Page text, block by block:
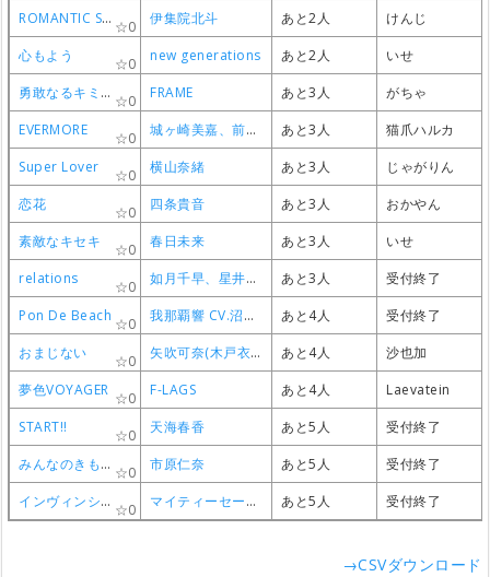
ROMANTIC SHAKER
0 伊集院北斗 あと2人
けんじ
心もよう
0 new generations あと2人
いせ
勇敢なるキミへ
0 FRAME あと3人
がちゃ
EVERMORE
0 城ヶ崎美嘉、前川みく、一ノ瀬志希、神崎蘭子、二宮飛鳥 あと3人
猫爪ハルカ
Super Lover
0 横山奈緒 あと3人
じゃがりん
恋花
0 四条貴音 あと3人
おかやん
素敵なキセキ
0 春日未来 あと3人
いせ
relations
0 如月千早、星井美希 あと3人
受付終了
Pon De Beach
0 我那覇響 CV.沼倉愛美 あと4人
受付終了
おまじない
0 矢吹可奈(木戸衣吹) あと4人
沙也加
夢色VOYAGER
0 F-LAGS あと4人
Laevatein
START!!
0 天海春香 あと5人
受付終了
みんなのきもち
0 市原仁奈 あと5人
受付終了
インヴィンシブルジャスティス
0 マイティーセーラーズ（伊吹翼x高坂海美） あと5人 受付終了
ROMANTIC SHAKER
0 伊集院北斗 あと2人
けんじ
心もよう
0 new generations あと2人
いせ
勇敢なるキミへ
0 FRAME あと3人
がちゃ
EVERMORE
0 城ヶ崎美嘉、前川みく、一ノ瀬志希、神崎蘭子、二宮飛鳥 あと3人
猫爪ハルカ
Super Lover
0 横山奈緒 あと3人
じゃがりん
恋花
0 四条貴音 あと3人
おかやん
素敵なキセキ
0 春日未来 あと3人
いせ
relations
0 如月千早、星井美希 あと3人
受付終了
Pon De Beach
0 我那覇響 CV.沼倉愛美 あと4人
受付終了
おまじない
0 矢吹可奈(木戸衣吹) あと4人
沙也加
夢色VOYAGER
0 F-LAGS あと4人
Laevatein
START!!
0 天海春香 あと5人
受付終了
みんなのきもち
0 市原仁奈 あと5人
受付終了
インヴィンシブルジャスティス
0 マイティーセーラーズ（伊吹翼x高坂海美） あと5人 受付終了
ROMANTIC SHAKER
0 伊集院北斗 あと2人
けんじ
心もよう
0 new generations あと2人
いせ
勇敢なるキミへ
0 FRAME あと3人
がちゃ
EVERMORE
0 城ヶ崎美嘉、前川みく、一ノ瀬志希、神崎蘭子、二宮飛鳥 あと3人
猫爪ハルカ
Super Lover
0 横山奈緒 あと3人
じゃがりん
恋花
0 四条貴音 あと3人
おかやん
素敵なキセキ
0 春日未来 あと3人
いせ
relations
0 如月千早、星井美希 あと3人
受付終了
Pon De Beach
0 我那覇響 CV.沼倉愛美 あと4人
受付終了
おまじない
0 矢吹可奈(木戸衣吹) あと4人
沙也加
夢色VOYAGER
0 F-LAGS あと4人
Laevatein
START!!
0 天海春香 あと5人
受付終了
みんなのきもち
0 市原仁奈 あと5人
受付終了
インヴィンシブルジャスティス
0 マイティーセーラーズ（伊吹翼x高坂海美） あと5人 受付終了
ROMANTIC SHAKER
0 伊集院北斗 あと2人
けんじ
心もよう
0 new generations あと2人
いせ
勇敢なるキミへ
0 FRAME あと3人
がちゃ
EVERMORE
0 城ヶ崎美嘉、前川みく、一ノ瀬志希、神崎蘭子、二宮飛鳥 あと3人
猫爪ハルカ
Super Lover
0 横山奈緒 あと3人
じゃがりん
恋花
0 四条貴音 あと3人
おかやん
素敵なキセキ
0 春日未来 あと3人
いせ
relations
0 如月千早、星井美希 あと3人
受付終了
Pon De Beach
0 我那覇響 CV.沼倉愛美 あと4人
受付終了
おまじない
0 矢吹可奈(木戸衣吹) あと4人
沙也加
夢色VOYAGER
0 F-LAGS あと4人
Laevatein
START!!
0 天海春香 あと5人
受付終了
みんなのきもち
0 市原仁奈 あと5人
受付終了
インヴィンシブルジャスティス
0 マイティーセーラーズ（伊吹翼x高坂海美） あと5人 受付終了
→CSVダウンロード